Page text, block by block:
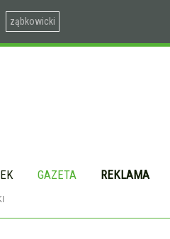
ząbkowicki
GAZETA REKLAMA